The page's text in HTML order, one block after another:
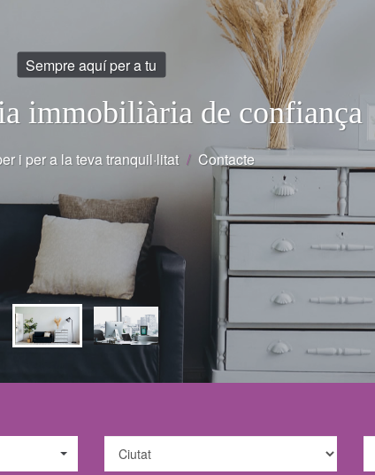
Sempre aquí per a tu
immobiliària de confiança
i per a la teva tranquil·litat / Contacte
Benvingut al nostre despatx
en les millors mans
Conegui els nostres serveis